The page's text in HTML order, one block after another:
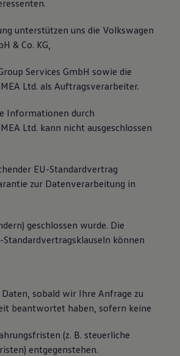
unterstützen uns die Volkswagen
& Co. KG,
Services GmbH sowie die
Ltd. als Auftragsverarbeiter.
Informationen durch
Ltd. kann nicht ausgeschlossen
EU-Standardvertrag
zur Datenverarbeitung in
geschlossen wurde. Die
können
sobald wir Ihre Anfrage zu
beantwortet haben, sofern keine
(z. B. steuerliche
entgegenstehen.